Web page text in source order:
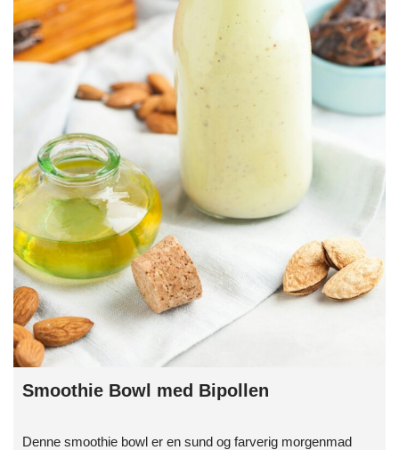
Smoothie Bowl med Bipollen
Denne smoothie bowl er en sund og farverig morgenmad